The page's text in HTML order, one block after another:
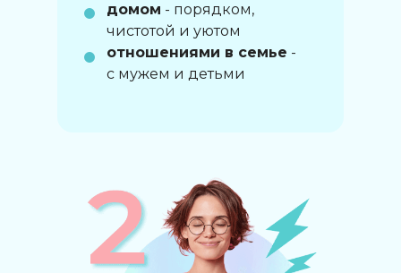
домом - порядком,
чистотой и уютом
отношениями в семье -
с мужем и детьми